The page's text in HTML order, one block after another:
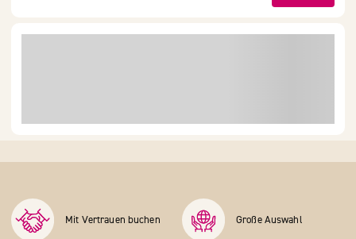
Mit Vertrauen buchen Große Auswahl